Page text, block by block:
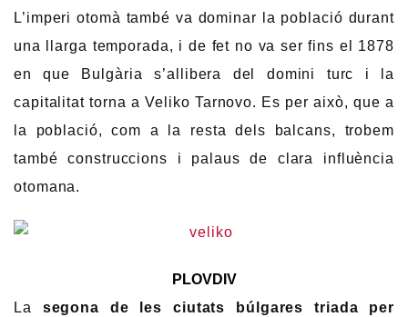
L’imperi otomà també va dominar la població durant
una llarga temporada, i de fet no va ser fins el 1878
en que Bulgària s’allibera del domini turc i la
capitalitat torna a Veliko Tarnovo. Es per això, que a
la població, com a la resta dels balcans, trobem
també construccions i palaus de clara influència
otomana.
PLOVDIV
La segona de les ciutats búlgares triada per